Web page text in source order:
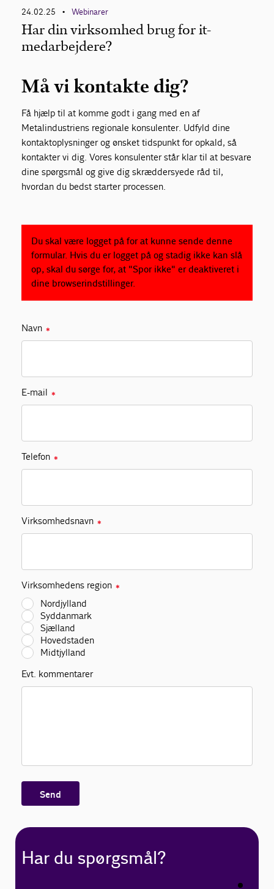
24.02.25 • Webinarer
Har din virksomhed brug for it-
medarbejdere?
Må vi kontakte dig?
Få hjælp til at komme godt i gang med en af
Metalindustriens regionale konsulenter. Udfyld dine
kontaktoplysninger og ønsket tidspunkt for opkald, så
kontakter vi dig. Vores konsulenter står klar til at besvare
dine spørgsmål og give dig skræddersyede råd til,
hvordan du bedst starter processen.
Du skal være logget på for at kunne sende denne
formular. Hvis du er logget på og stadig ikke kan slå
op, skal du sørge for, at "Spor ikke" er deaktiveret i
dine browserindstillinger.
Navn ✱
E-mail ✱
Telefon ✱
Virksomhedsnavn ✱
Virksomhedens region ✱
Nordjylland
Syddanmark
Sjælland
Hovedstaden
Midtjylland
Evt. kommentarer
Send
Har du spørgsmål?